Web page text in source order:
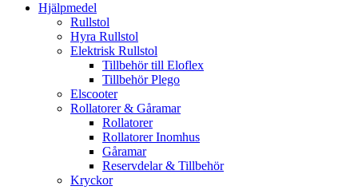
Hjälpmedel
Rullstol
Hyra Rullstol
Elektrisk Rullstol
Tillbehör till Eloflex
Tillbehör Plego
Elscooter
Rollatorer & Gåramar
Rollatorer
Rollatorer Inomhus
Gåramar
Reservdelar & Tillbehör
Kryckor